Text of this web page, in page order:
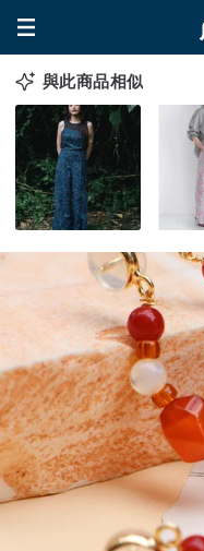
與此商品相似